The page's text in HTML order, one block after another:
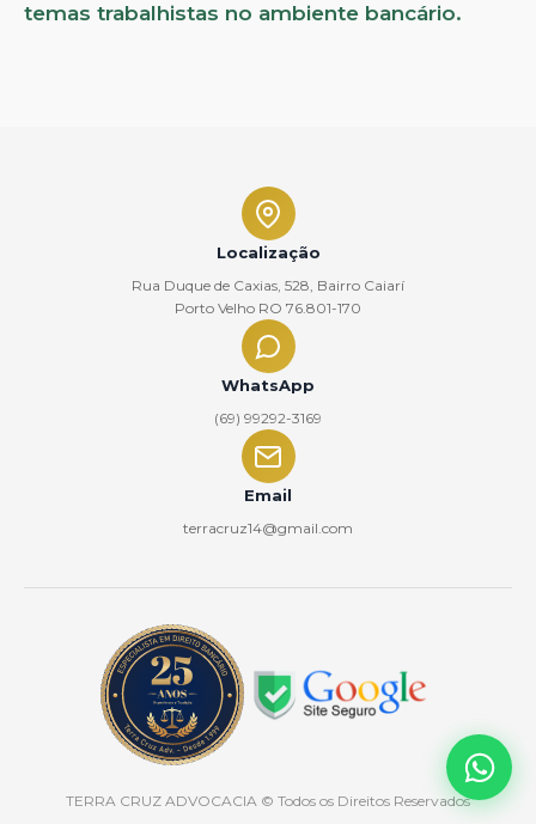
temas trabalhistas no ambiente bancário.
Localização
Rua Duque de Caxias, 528, Bairro Caiarí
Porto Velho RO 76.801-170
WhatsApp
(69) 99292-3169
Email
terracruz14@gmail.com
TERRA CRUZ ADVOCACIA © Todos os Direitos Reservados